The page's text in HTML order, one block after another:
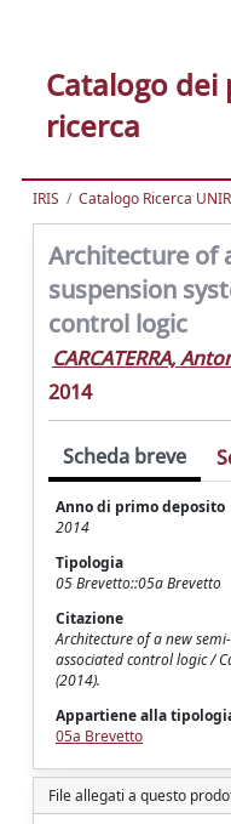
Catalogo
ricerca
IRIS Catalogo Ricerca
Architecture of
suspension
control logic
CARCATERRA,
2014
Scheda breve
Anno di primo deposito
2014
Tipologia
05 Brevetto::05a Brevetto
Citazione
Architecture of a new
associated control logic /
(2014).
Appartiene alla
05a Brevetto
File allegati a questo